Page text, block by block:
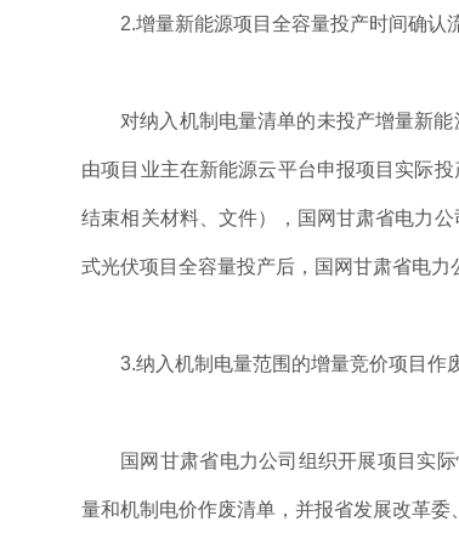
2.增量新能源项目全容量投产时间确认
对纳入机制电量清单的未投产增量新
由项目业主在新能源云平台申报项目实际
结束相关材料、文件），国网甘肃省电力
式光伏项目全容量投产后，国网甘肃省电力
3.纳入机制电量范围的增量竞价项目作
国网甘肃省电力公司组织开展项目实
量和机制电价作废清单，并报省发展改革委